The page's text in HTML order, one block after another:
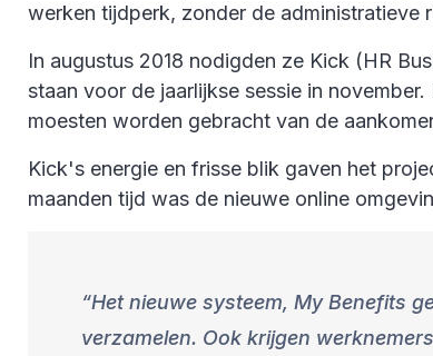
werken tijdperk, zonder de administratieve
In augustus 2018 nodigden ze Kick (HR
staan voor de jaarlijkse sessie in
moesten worden gebracht van de
Kick's energie en frisse blik gaven het
maanden tijd was de nieuwe online
Het nieuwe systeem, My Benefits
verzamelen. Ook krijgen